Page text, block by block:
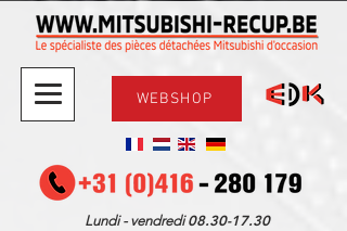
WEBSHOP
Lundi - vendredi08.30-17.30